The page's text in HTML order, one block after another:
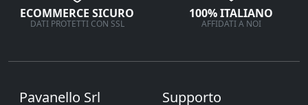
ECOMMERCE SICURO
DATI PROTETTI CON SSL
100% ITALIANO
AFFIDATI A NOI
Pavanello Srl Supporto